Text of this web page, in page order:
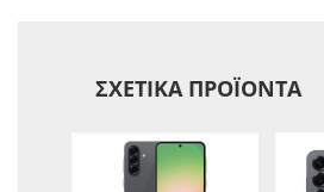
ΣΧΕΤΙΚΆ ΠΡΟΪΌΝΤΑ